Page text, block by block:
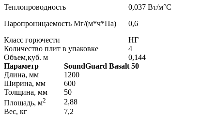
Теплопроводность
0,037 Вт/м°С
Паропроницаемость Мг/(м*ч*Па)
0,6
Класс горючести
НГ
Количество плит в упаковке
4
Объем,куб. м
0,144
Параметр SoundGuard Basalt 50
Длина, мм
1200
Ширина, мм
600
Толщина, мм
50
Площадь, м2
2,88
Вес, кг
7,2